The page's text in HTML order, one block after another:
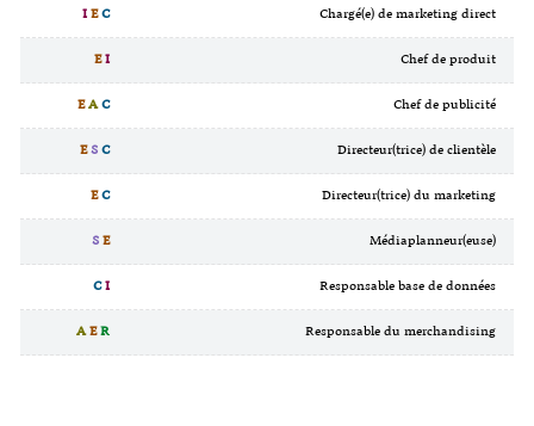
IEC
EI
EAC
ESC
EC
SE
CI
AER